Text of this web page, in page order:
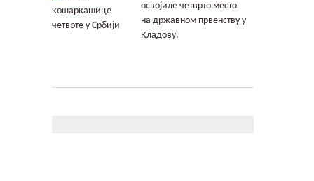
освојиле четврто место
на државном првенству у
Кладову.